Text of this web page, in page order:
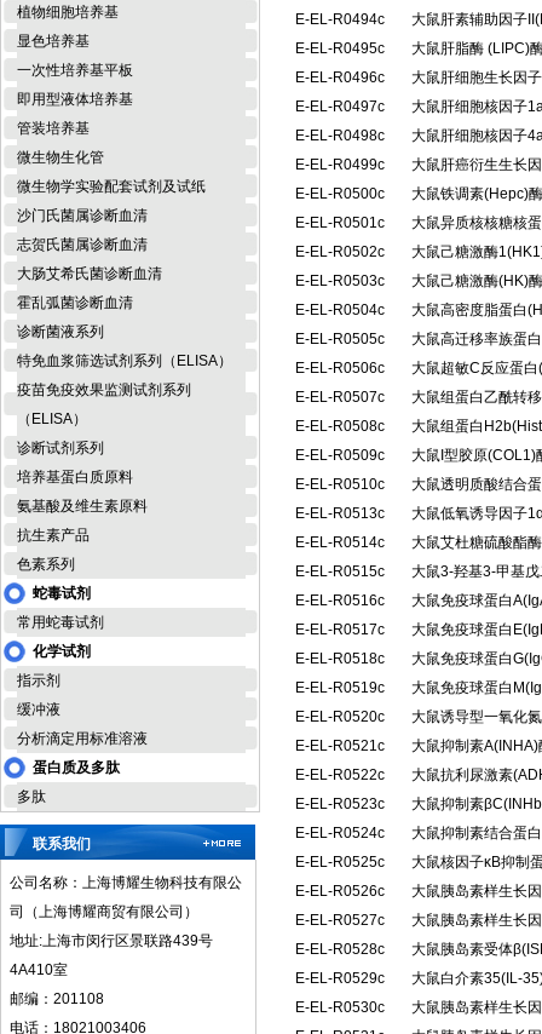
植物细胞培养基
显色培养基
一次性培养基平板
即用型液体培养基
管装培养基
微生物生化管
微生物学实验配套试剂及试纸
沙门氏菌属诊断血清
志贺氏菌属诊断血清
大肠艾希氏菌诊断血清
霍乱弧菌诊断血清
诊断菌液系列
特免血浆筛选试剂系列（ELISA）
疫苗免疫效果监测试剂系列
（ELISA）
诊断试剂系列
培养基蛋白质原料
氨基酸及维生素原料
抗生素产品
色素系列
蛇毒试剂
常用蛇毒试剂
化学试剂
指示剂
缓冲液
分析滴定用标准溶液
蛋白质及多肽
多肽
联系我们
公司名称：上海博耀生物科技有限公
司（上海博耀商贸有限公司）
地址:上海市闵行区景联路439号
4A410室
邮编：201108
电话：18021003406
E-EL-R0494c
大鼠肝素辅助因子
E-EL-R0495c
大鼠肝脂酶 (LIPC)
E-EL-R0496c
大鼠肝细胞生长因
E-EL-R0497c
大鼠肝细胞核因子
E-EL-R0498c
大鼠肝细胞核因子
E-EL-R0499c
大鼠肝癌衍生生长
E-EL-R0500c
大鼠铁调素(Hepc)
E-EL-R0501c
大鼠异质核核糖核
E-EL-R0502c
大鼠己糖激酶
E-EL-R0503c
大鼠己糖激酶(HK)
E-EL-R0504c
大鼠高密度脂蛋白
E-EL-R0505c
大鼠高迁移率族蛋
E-EL-R0506c
大鼠超敏C反应蛋
E-EL-R0507c
大鼠组蛋白乙酰转
E-EL-R0508c
大鼠组蛋白
E-EL-R0509c
大鼠I型胶原(COL1)
E-EL-R0510c
大鼠透明质酸结合
E-EL-R0513c
大鼠低氧诱导因子
E-EL-R0514c
大鼠艾杜糖硫酸酯
E-EL-R0515c
大鼠3-羟基3-甲基
E-EL-R0516c
大鼠免疫球蛋白
E-EL-R0517c
大鼠免疫球蛋白
E-EL-R0518c
大鼠免疫球蛋白
E-EL-R0519c
大鼠免疫球蛋白
E-EL-R0520c
大鼠诱导型一氧化
E-EL-R0521c
大鼠抑制素
E-EL-R0522c
大鼠抗利尿激素
E-EL-R0523c
大鼠抑制素
E-EL-R0524c
大鼠抑制素结合蛋
E-EL-R0525c
大鼠核因子κB抑制
E-EL-R0526c
大鼠胰岛素样生长
E-EL-R0527c
大鼠胰岛素样生长
E-EL-R0528c
大鼠胰岛素受体
E-EL-R0529c
大鼠白介素35(IL-
E-EL-R0530c
大鼠胰岛素样生长